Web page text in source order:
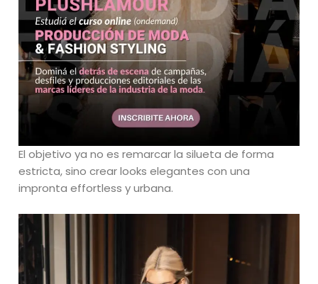
El objetivo ya no es remarcar la silueta de forma
estricta, sino crear looks elegantes con una
impronta effortless y urbana.